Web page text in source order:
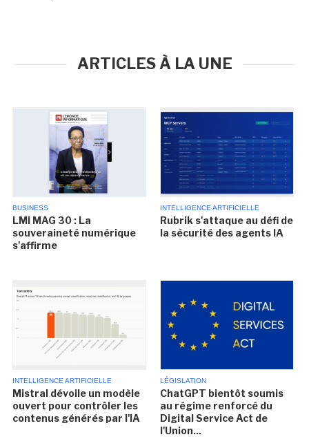
ARTICLES À LA UNE
BUSINESS
LMI MAG 30 : La
souveraineté numérique
s'affirme
INTELLIGENCE ARTIFICIELLE
Rubrik s'attaque au défi de
la sécurité des agents IA
INTELLIGENCE ARTIFICIELLE
Mistral dévoile un modèle
ouvert pour contrôler les
contenus générés par l'IA
LÉGISLATION
ChatGPT bientôt soumis
au régime renforcé du
Digital Service Act de
l'Union...